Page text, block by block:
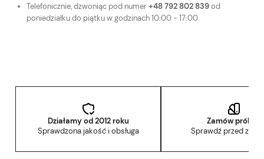
Telefonicznie, dzwoniąc pod numer+48 792 802 839od
poniedziałku do piątku w godzinach 10:00 - 17:00
Działamy od 2012 roku
Sprawdzona jakość i obsługa
Zamów próbkę
Sprawdź przed